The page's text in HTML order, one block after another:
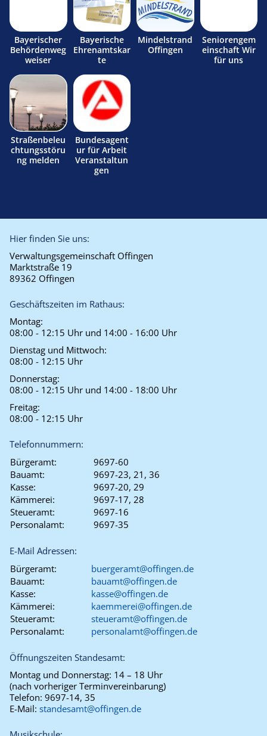
Bayerischer
Behördenweg
weiser
Bayerische
Ehrenamtskar
te
Mindelstrand
Offingen
Seniorengem
einschaft Wir
für uns
Straßenbeleu
chtungsstöru
ng melden
Bundesagent
ur für Arbeit
Veranstaltun
gen
Hier finden Sie uns:
Verwaltungsgemeinschaft Offingen
Marktstraße 19
89362 Offingen
Geschäftszeiten im Rathaus:
Montag:
08:00 - 12:15 Uhr und 14:00 - 16:00 Uhr
Dienstag und Mittwoch:
08:00 - 12:15 Uhr
Donnerstag:
08:00 - 12:15 Uhr und 14:00 - 18:00 Uhr
Freitag:
08:00 - 12:15 Uhr
Telefonnummern:
Bürgeramt:
9697-60
Bauamt:
9697-23, 21, 36
Kasse:
9697-20, 29
Kämmerei:
9697-17, 28
Steueramt:
9697-16
Personalamt:
9697-35
E-Mail Adressen:
Bürgeramt:
buergeramt@offingen.de
Bauamt:
bauamt@offingen.de
Kasse:
kasse@offingen.de
Kämmerei:
kaemmerei@offingen.de
Steueramt:
steueramt@offingen.de
Personalamt:
personalamt@offingen.de
Öffnungszeiten Standesamt:
Montag und Donnerstag: 14 – 18 Uhr
(nach vorheriger Terminvereinbarung)
Telefon: 9697-14, 35
E-Mail: standesamt@offingen.de